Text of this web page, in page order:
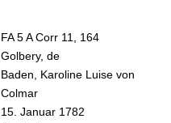
FA 5 A Corr 11, 164
Golbery, de
Baden, Karoline Luise von
Colmar
15. Januar 1782